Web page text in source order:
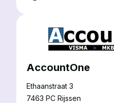
AccountOne
Ethaanstraat 3
7463 PC Rijssen